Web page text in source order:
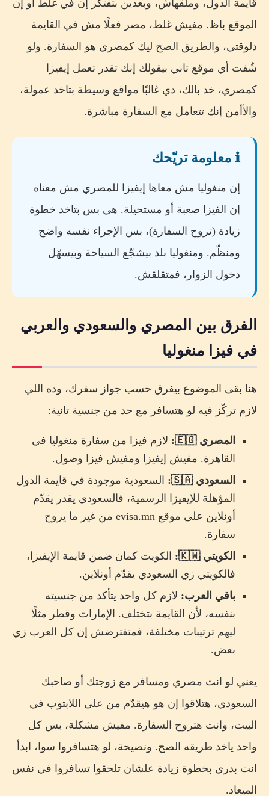
قايمة الدول، وملقهاش، وبعدين بتفتكر إن في غلط أو إن
الموقع باظ. مفيش غلط، مصر فعلًا مش في القايمة
دلوقتي، والطريق الصح ليك كمصري هو السفارة. ولو
شُفت أي موقع تاني بيقولك إنك تقدر تعمل إيفيزا
كمصري، خد بالك، دي غالبًا مواقع وسيطة بتاخد عمولة،
والأأمن إنك تتعامل مع السفارة مباشرة.
ℹ️ معلومة تريّحك
إن منغوليا مش معاها إيفيزا للمصري مش معناه
إن الفيزا صعبة أو مستحيلة. هي بس بتاخد خطوة
زيادة (تروح السفارة)، بس الإجراء نفسه واضح
ومنظّم. ومنغوليا بلد بيشجّع السياحة وبيسهّل
دخول الزوار، فمتقلقش.
الفرق بين المصري والسعودي والعربي
في فيزا منغوليا
هنا بقى الموضوع بيفرق حسب جواز سفرك، وده اللي
لازم تركّز فيه لو هتسافر مع حد من جنسية تانية:
المصري 🇪🇬:
لازم فيزا من سفارة منغوليا في
القاهرة. مفيش إيفيزا ومفيش فيزا وصول.
السعودي 🇸🇦:
السعودية موجودة في قايمة الدول
المؤهلة للإيفيزا الرسمية، فالسعودي يقدر يقدّم
أونلاين على موقع evisa.mn من غير ما يروح
سفارة.
الكويتي 🇰🇼:
الكويت كمان ضمن قايمة الإيفيزا،
فالكويتي زي السعودي يقدّم أونلاين.
باقي العرب: لازم كل واحد يتأكد من جنسيته
بنفسه، لأن القايمة بتختلف. الإمارات وقطر مثلًا
ليهم ترتيبات مختلفة، فمتفترضش إن كل العرب زي
بعض.
يعني لو انت مصري ومسافر مع زوجتك أو صاحبك
السعودي، هتلاقوا إن هو هيقدّم من على اللابتوب في
البيت، وانت هتروح السفارة. مفيش مشكلة، بس كل
واحد ياخد طريقه الصح. ونصيحة، لو هتسافروا سوا، ابدأ
انت بدري بخطوة زيادة علشان تلحقوا تسافروا في نفس
الميعاد.